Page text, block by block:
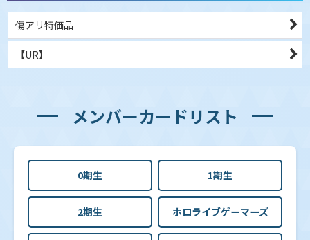
傷アリ特価品
【UR】
メンバーカードリスト
0期生 1期生
2期生 ホロライブゲーマーズ